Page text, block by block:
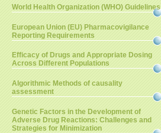
World Health Organization (WHO) Guidelines
European Union (EU) Pharmacovigilance
Reporting Requirements
Efficacy of Drugs and Appropriate Dosing
Across Different Populations
Algorithmic Methods of causality
assessment
Genetic Factors in the Development of
Adverse Drug Reactions: Challenges and
Strategies for Minimization